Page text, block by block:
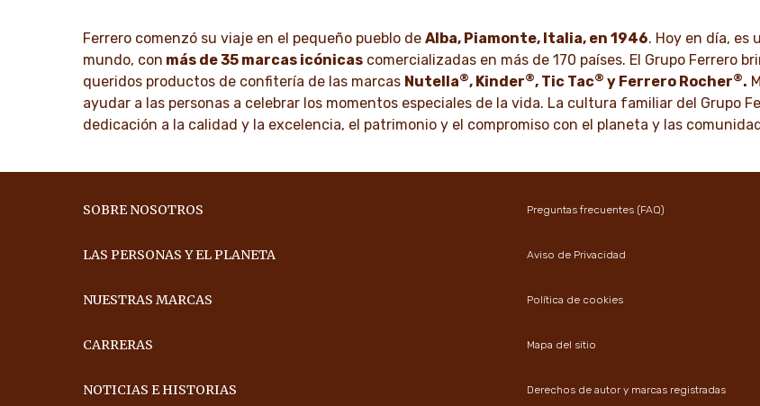
DESCUBRE MÁS DESCUBRE MÁS
DESCUBRE MÁS
Ferrero comenzó su viaje en el pequeño pueblo deAlba, Piamonte, Italia, en 1946. Hoy en día, es
mundo, con más de 35 marcas icónicas comercializadas en más de 170 países. El Grupo Ferrero
queridos productos de confitería de las marcas Nutella®, Kinder®, Tic Tac® y Ferrero Rocher®.
ayudar a las personas a celebrar los momentos especiales de la vida. La cultura familiar del Grupo
dedicación a la calidad y la excelencia, el patrimonio y el compromiso con el planeta y las
SOBRE NOSOTROS
LAS PERSONAS Y EL PLANETA
NUESTRAS MARCAS
CARRERAS
NOTICIAS E HISTORIAS
Preguntas frecuentes (FAQ)
Aviso de Privacidad
Política de cookies
Mapa del sitio
Derechos de autor y marcas registradas